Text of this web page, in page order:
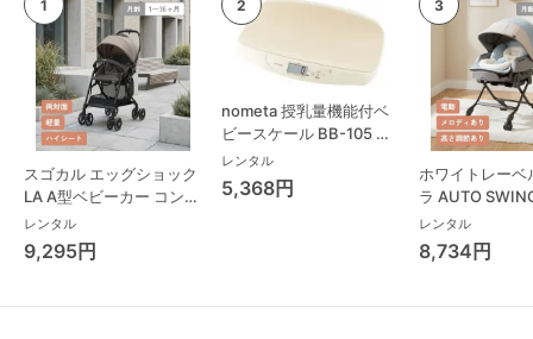
スゴカル エッグショック
LA A型ベビーカー コンビ
(Combi)
レンタル
9,295円
nometa 授乳量機能付ベ
ビースケール BB-105 タ
ニタ(TANITA) ベビースケ
ール・体重計
レンタル
5,368円
ホワイトレーベ
ラ AUTO
Long スリープ
コンビ(Combi)
チェア・ベビー
レンタル
8,734円